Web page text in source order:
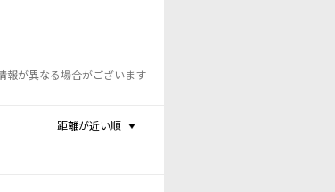
報が異なる場合がございます
距離が近い順